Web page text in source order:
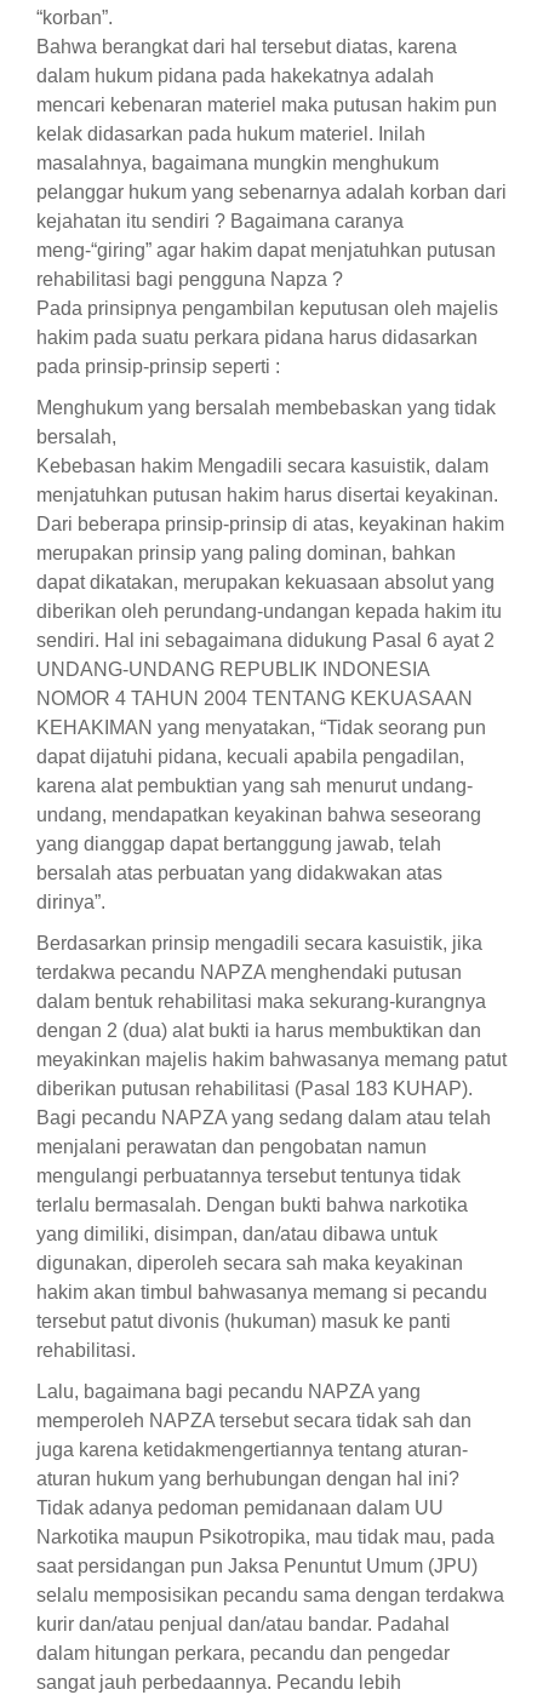
“korban”.
Bahwa berangkat dari hal tersebut diatas, karena
dalam hukum pidana pada hakekatnya adalah
mencari kebenaran materiel maka putusan hakim pun
kelak didasarkan pada hukum materiel. Inilah
masalahnya, bagaimana mungkin menghukum
pelanggar hukum yang sebenarnya adalah korban dari
kejahatan itu sendiri ? Bagaimana caranya
meng-“giring” agar hakim dapat menjatuhkan putusan
rehabilitasi bagi pengguna Napza ?
Pada prinsipnya pengambilan keputusan oleh majelis
hakim pada suatu perkara pidana harus didasarkan
pada prinsip-prinsip seperti :
Menghukum yang bersalah membebaskan yang tidak
bersalah,
Kebebasan hakim Mengadili secara kasuistik, dalam
menjatuhkan putusan hakim harus disertai keyakinan.
Dari beberapa prinsip-prinsip di atas, keyakinan hakim
merupakan prinsip yang paling dominan, bahkan
dapat dikatakan, merupakan kekuasaan absolut yang
diberikan oleh perundang-undangan kepada hakim itu
sendiri. Hal ini sebagaimana didukung Pasal 6 ayat 2
UNDANG-UNDANG REPUBLIK INDONESIA
NOMOR 4 TAHUN 2004 TENTANG KEKUASAAN
KEHAKIMAN yang menyatakan, “Tidak seorang pun
dapat dijatuhi pidana, kecuali apabila pengadilan,
karena alat pembuktian yang sah menurut undang-
undang, mendapatkan keyakinan bahwa seseorang
yang dianggap dapat bertanggung jawab, telah
bersalah atas perbuatan yang didakwakan atas
dirinya”.
Berdasarkan prinsip mengadili secara kasuistik, jika
terdakwa pecandu NAPZA menghendaki putusan
dalam bentuk rehabilitasi maka sekurang-kurangnya
dengan 2 (dua) alat bukti ia harus membuktikan dan
meyakinkan majelis hakim bahwasanya memang patut
diberikan putusan rehabilitasi (Pasal 183 KUHAP).
Bagi pecandu NAPZA yang sedang dalam atau telah
menjalani perawatan dan pengobatan namun
mengulangi perbuatannya tersebut tentunya tidak
terlalu bermasalah. Dengan bukti bahwa narkotika
yang dimiliki, disimpan, dan/atau dibawa untuk
digunakan, diperoleh secara sah maka keyakinan
hakim akan timbul bahwasanya memang si pecandu
tersebut patut divonis (hukuman) masuk ke panti
rehabilitasi.
Lalu, bagaimana bagi pecandu NAPZA yang
memperoleh NAPZA tersebut secara tidak sah dan
juga karena ketidakmengertiannya tentang aturan-
aturan hukum yang berhubungan dengan hal ini?
Tidak adanya pedoman pemidanaan dalam UU
Narkotika maupun Psikotropika, mau tidak mau, pada
saat persidangan pun Jaksa Penuntut Umum (JPU)
selalu memposisikan pecandu sama dengan terdakwa
kurir dan/atau penjual dan/atau bandar. Padahal
dalam hitungan perkara, pecandu dan pengedar
sangat jauh perbedaannya. Pecandu lebih